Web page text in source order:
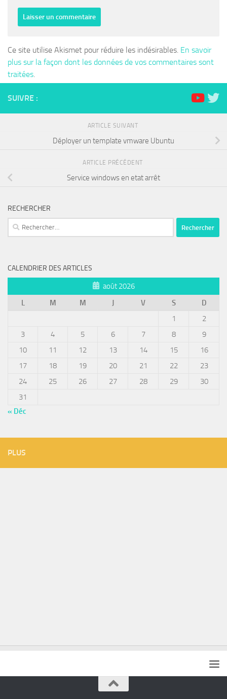
Ce site utilise Akismet pour réduire les indésirables. En savoir
plus sur la façon dont les données de vos commentaires sont
traitées.
SUIVRE :
ARTICLE SUIVANT
Déployer un template vmware Ubuntu
ARTICLE PRÉCÉDENT
Service windows en etat arrêt
RECHERCHER
Rechercher :
CALENDRIER DES ARTICLES
août 2026
L
M M J V S
D
1
2
3
4 5 6 7 8
9
10
11 12 13 14 15
16
17
18 19 20 21 22
23
24
25 26 27 28 29
30
31
« Déc
PLUS